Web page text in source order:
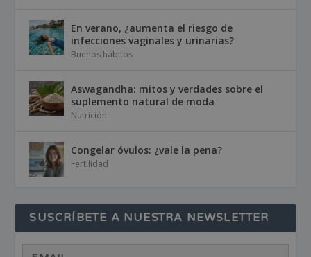
En verano, ¿aumenta el riesgo de
infecciones vaginales y urinarias?
Buenos hábitos
Aswagandha: mitos y verdades sobre el
suplemento natural de moda
Nutrición
Congelar óvulos: ¿vale la pena?
Fertilidad
SUSCRÍBETE A NUESTRA NEWSLETTER